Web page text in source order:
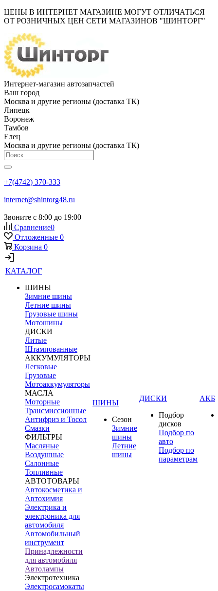
ЦЕНЫ В ИНТЕРНЕТ МАГАЗИНЕ МОГУТ ОТЛИЧАТЬСЯ
ОТ РОЗНИЧНЫХ ЦЕН СЕТИ МАГАЗИНОВ "ШИНТОРГ"
Интернет-магазин автозапчастей
Ваш город
Москва и другие регионы (доставка ТК)
Липецк
Воронеж
Тамбов
Елец
Москва и другие регионы (доставка ТК)
+7(4742) 370-333
internet@shintorg48.ru
Звоните с 8:00 до 19:00
Сравнение0
Отложенные 0
Корзина 0
КАТАЛОГ
ШИНЫ
Зимние шины
Летние шины
Грузовые шины
Мотошины
ДИСКИ
Литые
Штампованные
АККУМУЛЯТОРЫ
Легковые
Грузовые
Мотоаккумуляторы
МАСЛА
Моторные
Трансмиссионные
Антифриз и Тосол
Смазки
ФИЛЬТРЫ
Масляные
Воздушные
Салонные
Топливные
АВТОТОВАРЫ
Автокосметика и
Автохимия
Электрика и
электроника для
автомобиля
Автомобильный
инструмент
Принадлежности
для автомобиля
Автолампы
Электротехника
Электросамокаты
ШИНЫ
Сезон
Зимние
шины
Летние
шины
ДИСКИ
Подбор
дисков
Подбор по
авто
Подбор по
параметрам
АКБ